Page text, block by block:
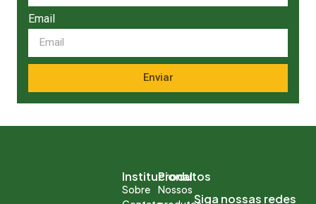
Email
Enviar
Institucional
Sobre
Produtos
Nossos
Siga nossas redes